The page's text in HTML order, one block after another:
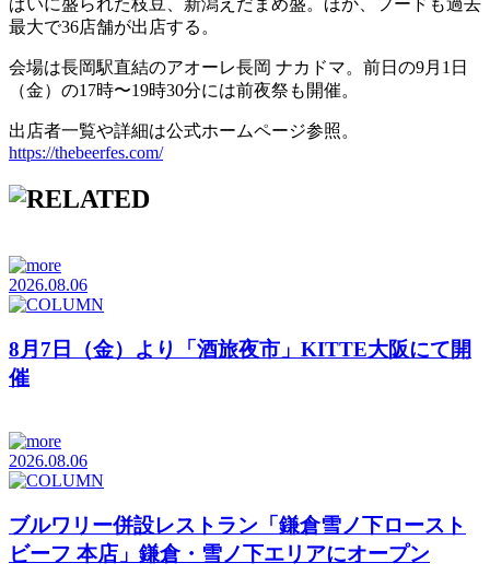
ぱいに盛られた枝豆、新潟えだまめ盛。ほか、フードも過去
最大で36店舗が出店する。
会場は長岡駅直結のアオーレ長岡 ナカドマ。前日の9月1日
（金）の17時〜19時30分には前夜祭も開催。
出店者一覧や詳細は公式ホームページ参照。
https://thebeerfes.com/
2026.08.06
8月7日（金）より「酒旅夜市」KITTE大阪にて開
催
2026.08.06
ブルワリー併設レストラン「鎌倉雪ノ下ロースト
ビーフ 本店」鎌倉・雪ノ下エリアにオープン